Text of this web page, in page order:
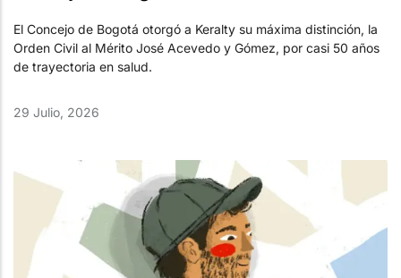
El Concejo de Bogotá otorgó a Keralty su máxima distinción, la
Orden Civil al Mérito José Acevedo y Gómez, por casi 50 años
de trayectoria en salud.
29 Julio, 2026